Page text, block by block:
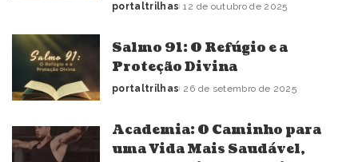
Posted
portaltrilhas 12 de outubro de 2025
Salmo 91: O Refúgio e a
Proteção Divina
Posted
portaltrilhas 26 de setembro de 2025
Academia: O Caminho para
uma Vida Mais Saudável,